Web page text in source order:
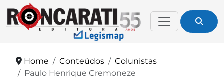
Home Conteúdos
Colunistas
Paulo Henrique Cremoneze